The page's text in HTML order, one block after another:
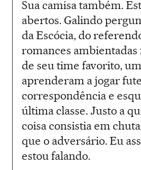
Sua camisa também.
abertos. Galindo
da Escócia, do
romances
de seu time favorito,
aprenderam a jogar
correspondência e
última classe. Justo a
coisa consistia em
que o adversário. Eu
estou falando.